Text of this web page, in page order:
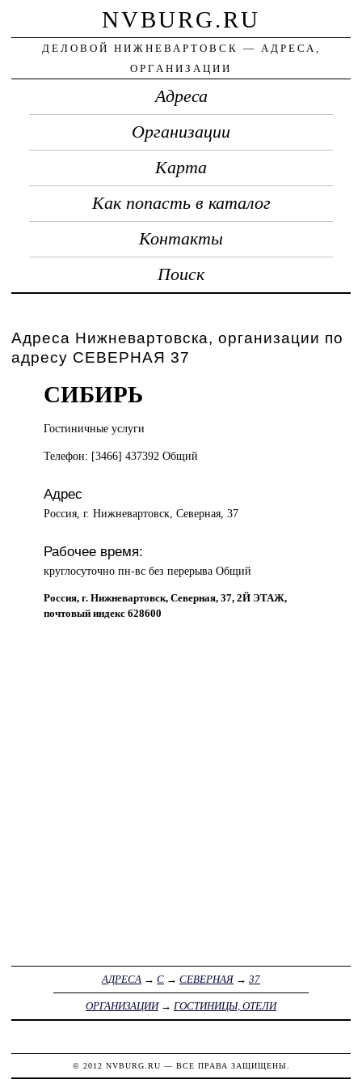
NVBURG.RU
ДЕЛОВОЙ НИЖНЕВАРТОВСК — АДРЕСА,
ОРГАНИЗАЦИИ
Адреса
Организации
Карта
Как попасть в каталог
Контакты
Поиск
Адреса Нижневартовска, организации по
адресу СЕВЕРНАЯ 37
СИБИРЬ
Гостиничные услуги
Телефон: [3466] 437392 Общий
Адрес
Россия, г. Нижневартовск, Северная, 37
Рабочее время:
круглосуточно пн-вс без перерыва Общий
Россия, г. Нижневартовск, Северная, 37, 2Й ЭТАЖ,
почтовый индекс 628600
АДРЕСА → С → СЕВЕРНАЯ → 37
ОРГАНИЗАЦИИ→ ГОСТИНИЦЫ, ОТЕЛИ
© 2012 NVBURG.RU — ВСЕ ПРАВА ЗАЩИЩЕНЫ.